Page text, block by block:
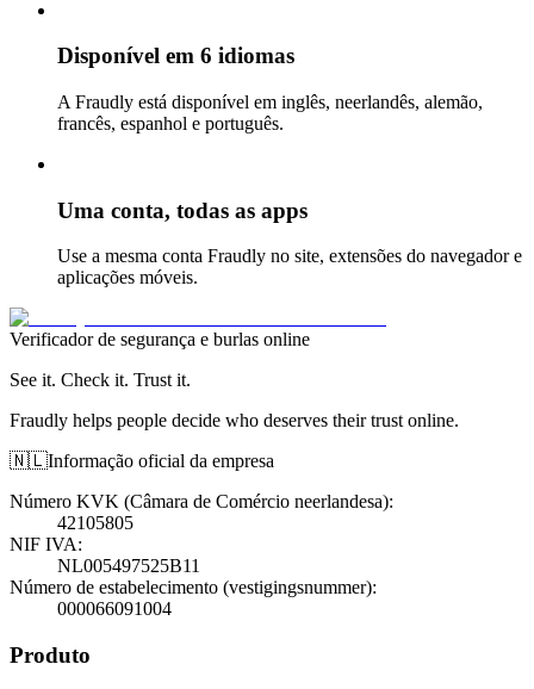
Disponível em 6 idiomas
A Fraudly está disponível em inglês, neerlandês, alemão,
francês, espanhol e português.
Uma conta, todas as apps
Use a mesma conta Fraudly no site, extensões do navegador e
aplicações móveis.
Verificador de segurança e burlas online
See it. Check it. Trust it.
Fraudly helps people decide who deserves their trust online.
🇳🇱Informação oficial da empresa
Número KVK (Câmara de Comércio neerlandesa):
42105805
NIF IVA:
NL005497525B11
Número de estabelecimento (vestigingsnummer):
000066091004
Produto